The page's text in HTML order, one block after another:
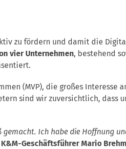
zu fördern und damit die
vier Unternehmen, bestehend
(MVP), die großes Interesse
sind wir zuversichtlich, dass
gemacht. Ich habe die Hoffnung
K&M-Geschäftsführer Mario